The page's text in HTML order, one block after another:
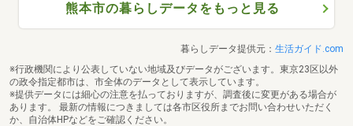
熊本市の暮らしデータをもっと見る
暮らしデータ提供元： 生活ガイド.com
※行政機関により公表していない地域及びデータがございます。東京23区以外
の政令指定都市は、市全体のデータとして表示しています。
※提供データには細心の注意を払っておりますが、調査後に変更がある場合が
あります。 最新の情報につきましては各市区役所までお問い合わせいただく
か、自治体HPなどをご確認ください。